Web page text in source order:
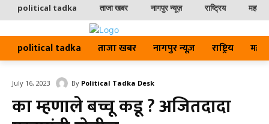
political tadka ताजा खबर नागपुर न्यूज़ राष्ट्रिय
political tadka ताजा खबर नागपुर न्यूज़ राष्ट्रिय
July 16, 2023 By Political Tadka Desk
का म्हणाले बच्चू कडू ? अजितदादा